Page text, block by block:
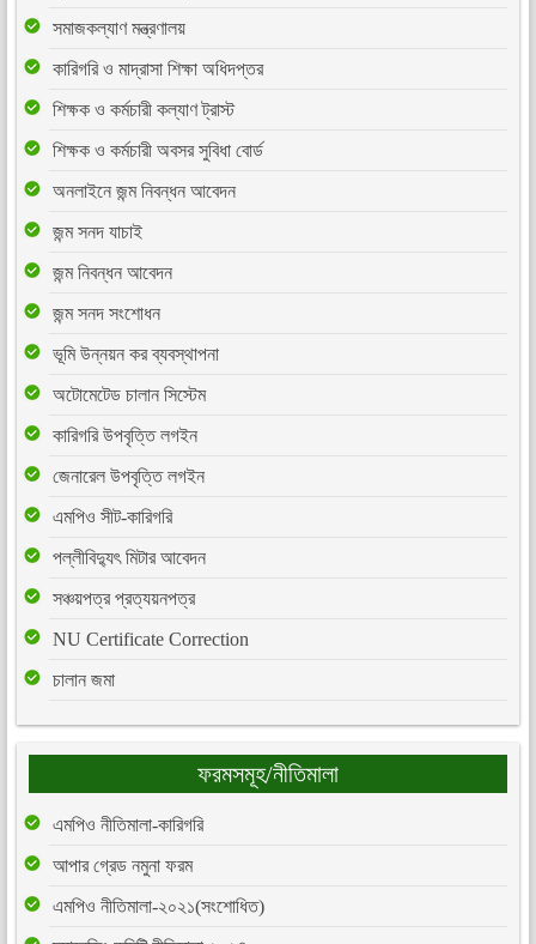
সমাজকল্যাণ মন্ত্রণালয়
কারিগরি ও মাদ্রাসা শিক্ষা অধিদপ্তর
শিক্ষক ও কর্মচারী কল্যাণ ট্রাস্ট
শিক্ষক ও কর্মচারী অবসর সুবিধা বোর্ড
অনলাইনে জন্ম নিবন্ধন আবেদন
জন্ম সনদ যাচাই
জন্ম নিবন্ধন আবেদন
জন্ম সনদ সংশোধন
ভূমি উন্নয়ন কর ব্যবস্থাপনা
অটোমেটেড চালান সিস্টেম
কারিগরি উপবৃত্তি লগইন
জেনারেল উপবৃত্তি লগইন
এমপিও সীট-কারিগরি
পল্লীবিদ্যুৎ মিটার আবেদন
সঞ্চয়পত্র প্রত্যয়নপত্র
NU Certificate Correction
চালান জমা
ফরমসমূহ/নীতিমালা
এমপিও নীতিমালা-কারিগরি
আপার গ্রেড নমুনা ফরম
এমপিও নীতিমালা-২০২১(সংশোধিত)